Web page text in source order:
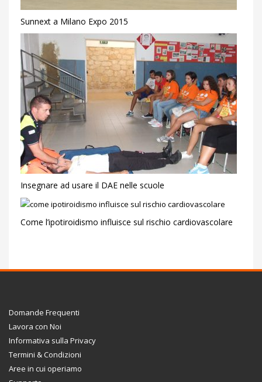
Sunnext a Milano Expo 2015
Insegnare ad usare il DAE nelle scuole
Come l’ipotiroidismo influisce sul rischio cardiovascolare
Domande Frequenti
Lavora con Noi
Informativa sulla Privacy
Termini & Condizioni
Aree in cui operiamo